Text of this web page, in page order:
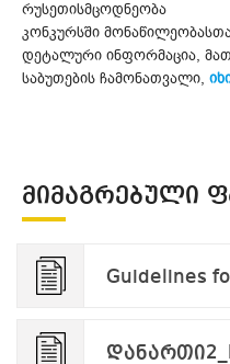
რუსეთისმცოდნეობა
კონკურსში
დეტალური ინფორმაცია,
საბუთების ჩამონათვალი,
ᲛᲘᲛᲐᲒᲠᲔᲑᲣᲚᲘ